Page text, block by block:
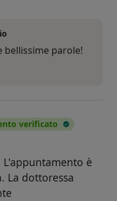
bellissime parole!
verificato
è
La dottoressa